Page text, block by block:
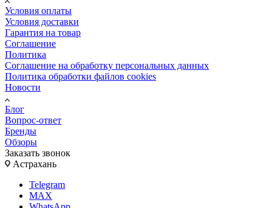
Условия оплаты
Условия доставки
Гарантия на товар
Соглашение
Политика
Соглашение на обработку персональных данных
Политика обработки файлов cookies
Новости
Блог
Вопрос-ответ
Бренды
Обзоры
Заказать звонок
Астрахань
Telegram
MAX